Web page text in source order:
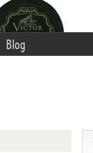
Blog